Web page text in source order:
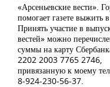
«Арсеньевские вести».
помогает газете выжить
Принять участие в
вестей» можно
суммы на карту
2202 2003 7765 2746,
привязанную к моему
8-924-230-56-37.